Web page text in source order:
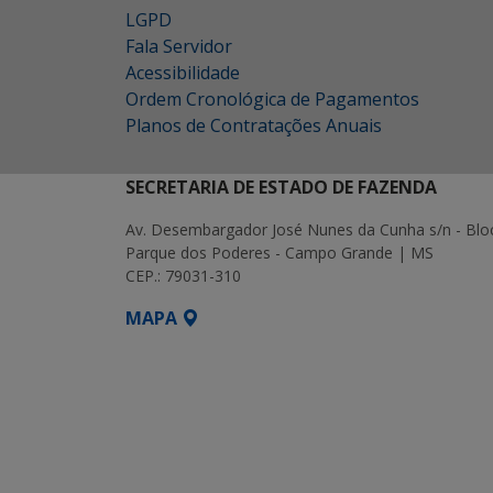
LGPD
Fala Servidor
Acessibilidade
Ordem Cronológica de Pagamentos
Planos de Contratações Anuais
SECRETARIA DE ESTADO DE FAZENDA
Av. Desembargador José Nunes da Cunha s/n -
Parque dos Poderes - Campo Grande | MS
CEP.: 79031-310
MAPA